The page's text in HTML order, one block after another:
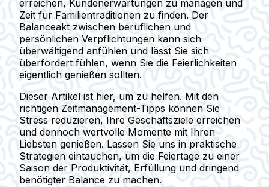
erreichen, Kundenerwartungen zu managen und
Zeit für Familientraditionen zu finden. Der
Balanceakt zwischen beruflichen und
persönlichen Verpflichtungen kann sich
überwältigend anfühlen und lässt Sie sich
überfordert fühlen, wenn Sie die Feierlichkeiten
eigentlich genießen sollten.
Dieser Artikel ist hier, um zu helfen. Mit den
richtigen Zeitmanagement-Tipps können Sie
Stress reduzieren, Ihre Geschäftsziele erreichen
und dennoch wertvolle Momente mit Ihren
Liebsten genießen. Lassen Sie uns in praktische
Strategien eintauchen, um die Feiertage zu einer
Saison der Produktivität, Erfüllung und dringend
benötigter Balance zu machen.